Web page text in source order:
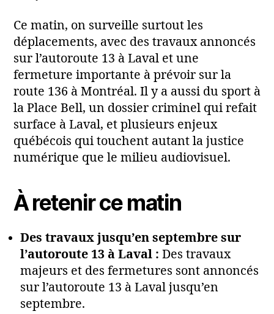
Ce matin, on surveille surtout les
déplacements, avec des travaux annoncés
sur l’autoroute 13 à Laval et une
fermeture importante à prévoir sur la
route 136 à Montréal. Il y a aussi du sport à
la Place Bell, un dossier criminel qui refait
surface à Laval, et plusieurs enjeux
québécois qui touchent autant la justice
numérique que le milieu audiovisuel.
À retenir ce matin
Des travaux jusqu’en septembre sur
l’autoroute 13 à Laval : Des travaux
majeurs et des fermetures sont annoncés
sur l’autoroute 13 à Laval jusqu’en
septembre.